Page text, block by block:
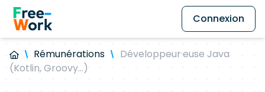
Connexion
Rémunérations
Développeur·euse Java
(Kotlin, Groovy...)